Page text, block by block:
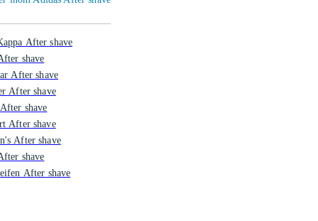
After shave
shave
After shave
After shave
shave
After shave
After shave
shave
After shave